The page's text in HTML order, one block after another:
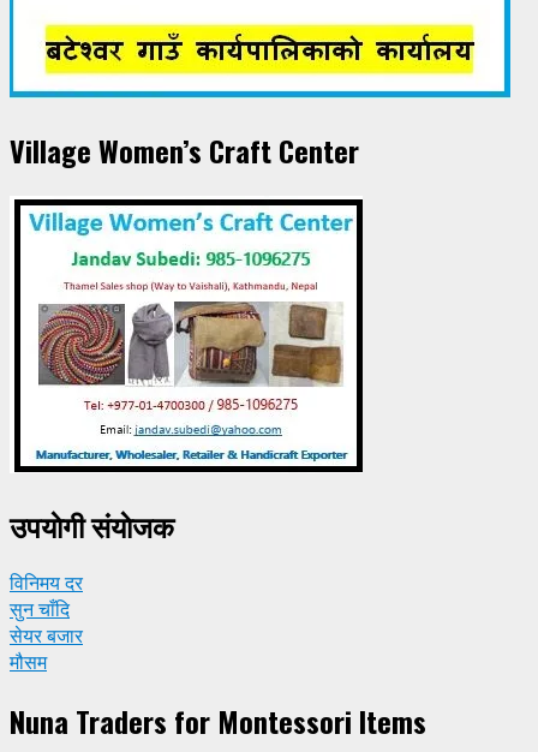
Village Women’s Craft Center
उपयाेगी संयाेजक
विनिमय दर
सुन चाँदि
सेयर बजार
मौसम
Nuna Traders for Montessori Items